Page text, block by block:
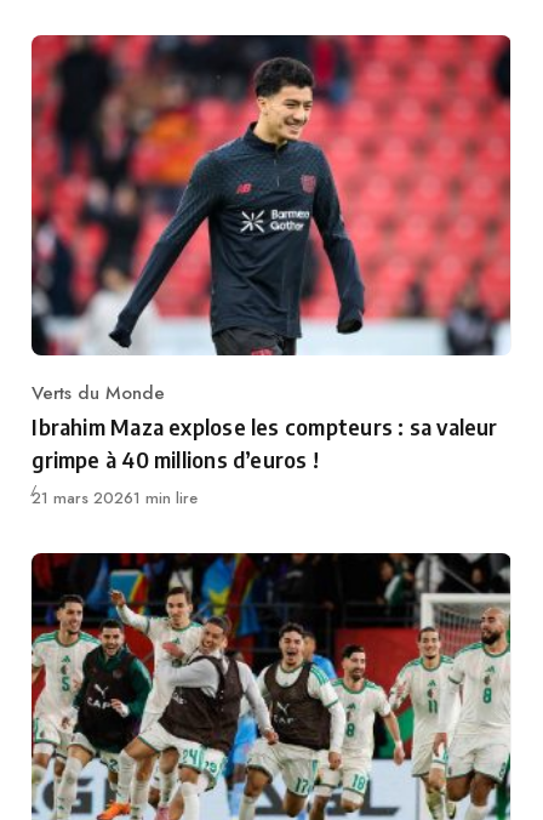
Category
Verts du Monde
Ibrahim Maza explose les compteurs : sa valeur
grimpe à 40 millions d’euros !
Publié
21 mars 20261 min lire